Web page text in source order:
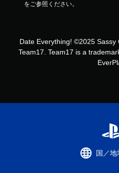
をご参照ください。
Date Everything! ©2025
Team17. Team17 is a
国／地